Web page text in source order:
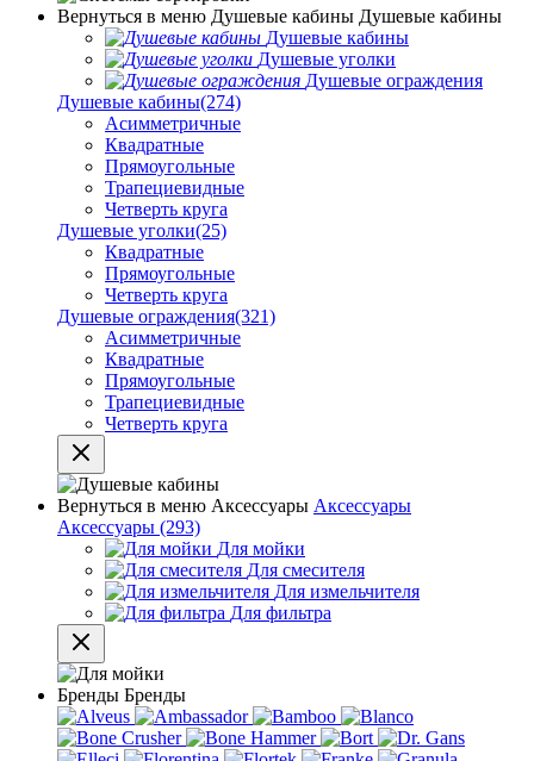
Вернуться в меню Душевые кабины Душевые кабины
Душевые кабины
Душевые уголки
Душевые ограждения
Душевые кабины(274)
Асимметричные
Квадратные
Прямоугольные
Трапециевидные
Четверть круга
Душевые уголки(25)
Квадратные
Прямоугольные
Четверть круга
Душевые ограждения(321)
Асимметричные
Квадратные
Прямоугольные
Трапециевидные
Четверть круга
Вернуться в меню Аксессуары Аксессуары
Аксессуары (293)
Для мойки
Для смесителя
Для измельчителя
Для фильтра
Бренды Бренды